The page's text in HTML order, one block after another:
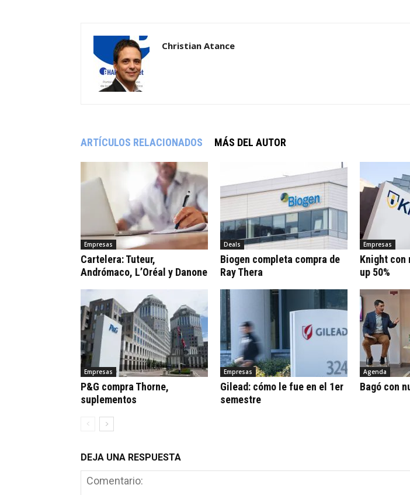
Christian Atance
ARTÍCULOS RELACIONADOS MÁS DEL AUTOR
Empresas
Cartelera: Tuteur,
Andrómaco, L’Oréal y Danone
Deals
Biogen completa compra de
Ray Thera
Empresas
Knight con
up 50%
Empresas
P&G compra Thorne,
suplementos
Empresas
Gilead: cómo le fue en el 1er
semestre
Agenda
Bagó con
DEJA UNA RESPUESTA